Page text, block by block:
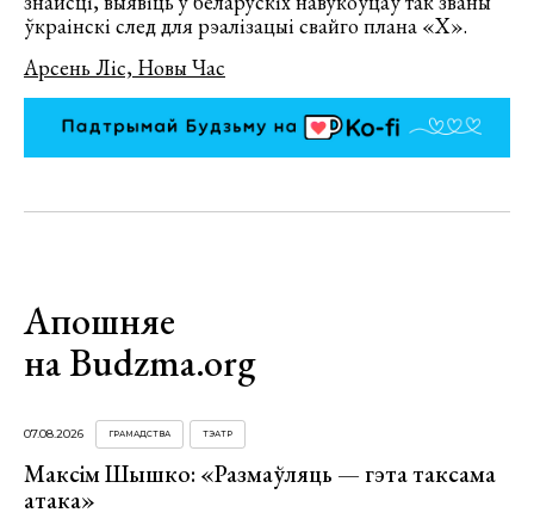
ўкраінскі след для рэалізацыі свайго плана «Х».
Арсень Ліс, Новы Час
Апошняе
на Budzma.org
07.08.2026 ГРАМАДСТВА ТЭАТР
Максім Шышко: «Размаўляць — гэта таксама
атака»